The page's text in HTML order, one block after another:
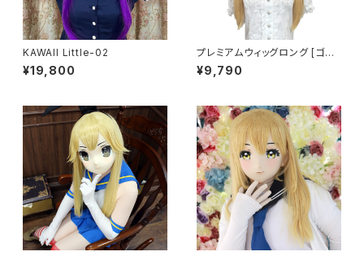
KAWAII Little-02
¥19,800
プレミアムウィッグロング [ゴー
ルド] Premium Wig Long Go
ld
¥9,790